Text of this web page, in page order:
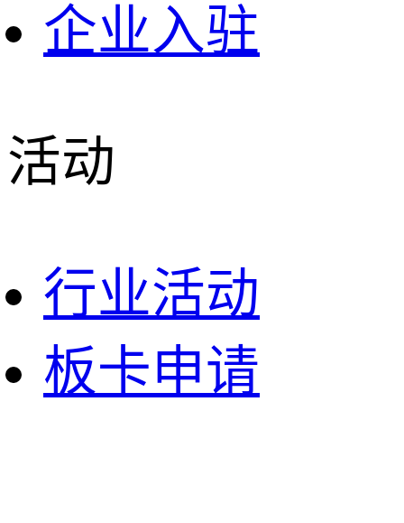
企业入驻
活动
行业活动
板卡申请